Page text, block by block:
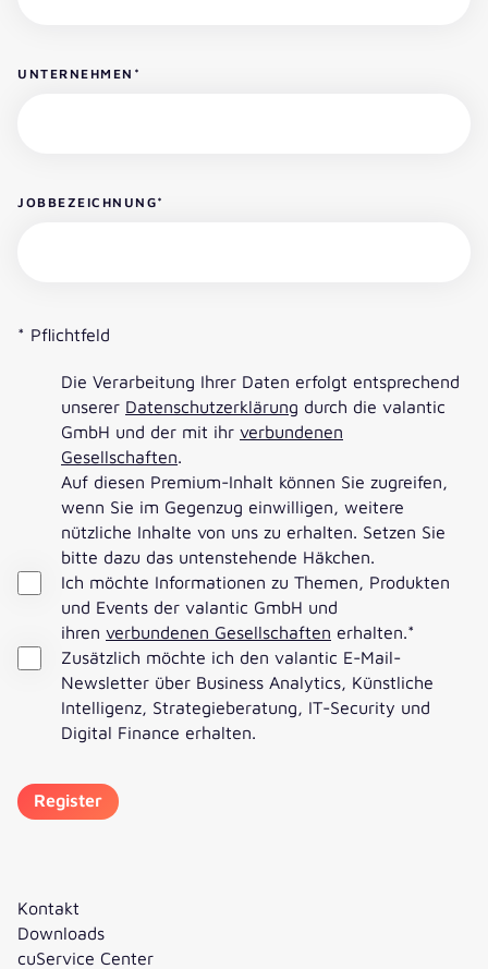
UNTERNEHMEN *
JOBBEZEICHNUNG*
* Pflichtfeld
Die Verarbeitung Ihrer Daten erfolgt entsprechend
unserer Datenschutzerklärung durch die valantic
GmbH und der mit ihr verbundenen
Gesellschaften.
Auf diesen Premium-Inhalt können Sie zugreifen,
wenn Sie im Gegenzug einwilligen, weitere
nützliche Inhalte von uns zu erhalten. Setzen Sie
bitte dazu das untenstehende Häkchen.
Ich möchte Informationen zu Themen, Produkten
und Events der valantic GmbH und
ihren verbundenen Gesellschaften erhalten.*
Zusätzlich möchte ich den valantic E-Mail-
Newsletter über Business Analytics, Künstliche
Intelligenz, Strategieberatung, IT-Security und
Digital Finance erhalten.
Kontakt
Downloads
cuService Center